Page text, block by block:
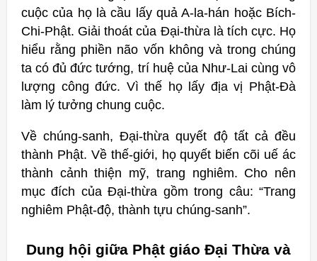
cuộc của họ là cầu lấy quả A-la-hán hoặc Bích-
Chi-Phật. Giải thoát của Đại-thừa là tích cực. Họ
hiểu rằng phiền não vốn không và trong chúng
ta có đủ đức tướng, trí huệ của Như-Lai cùng vô
lượng công đức. Vì thế họ lấy địa vị Phật-Ðà
làm lý tưởng chung cuộc.
Về chúng-sanh, Đại-thừa quyết độ tất cả đều
thành Phật. Về thế-giới, họ quyết biến cõi uế ác
thành cảnh thiện mỹ, trang nghiêm. Cho nên
mục đích của Đại-thừa gồm trong câu: “Trang
nghiêm Phật-độ, thành tựu chúng-sanh”.
Dung hội giữa Phật giáo Đại Thừa và